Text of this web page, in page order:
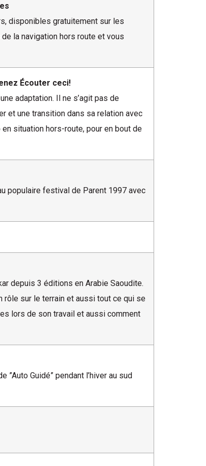
disponibles gratuitement sur les
la navigation hors route et vous
Écouter ceci!
adaptation. Il ne s’agit pas de
et une transition dans sa relation avec
situation hors-route, pour en bout de
populaire festival de Parent 1997 avec
depuis 3 éditions en Arabie Saoudite.
sur le terrain et aussi tout ce qui se
lors de son travail et aussi comment
Guidé” pendant l’hiver au sud